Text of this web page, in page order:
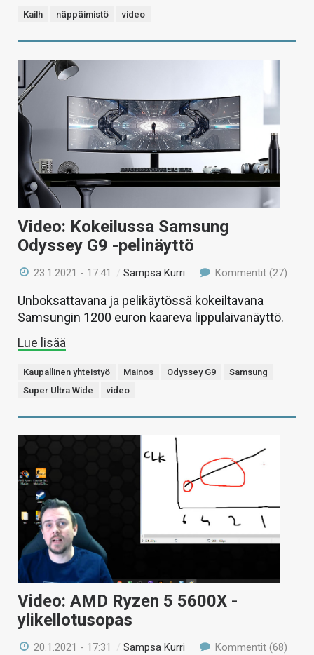
Kailh näppäimistö video
Video: Kokeilussa Samsung
Odyssey G9 -pelinäyttö
23.1.2021 - 17:41 /Sampsa Kurri Kommentit (27)
Unboksattavana ja pelikäytössä kokeiltavana
Samsungin 1200 euron kaareva lippulaivanäyttö.
Lue lisää
Kaupallinen yhteistyö Mainos Odyssey G9
Samsung
Super Ultra Wide
video
Video: AMD Ryzen 5 5600X -
ylikellotusopas
20.1.2021 - 17:31 /Sampsa Kurri Kommentit (68)